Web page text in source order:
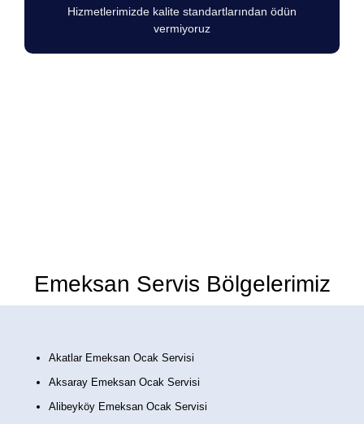
Hizmetlerimizde kalite standartlarından ödün
vermiyoruz
Emeksan Servis Bölgelerimiz
Akatlar Emeksan Ocak Servisi
Aksaray Emeksan Ocak Servisi
Alibeyköy Emeksan Ocak Servisi